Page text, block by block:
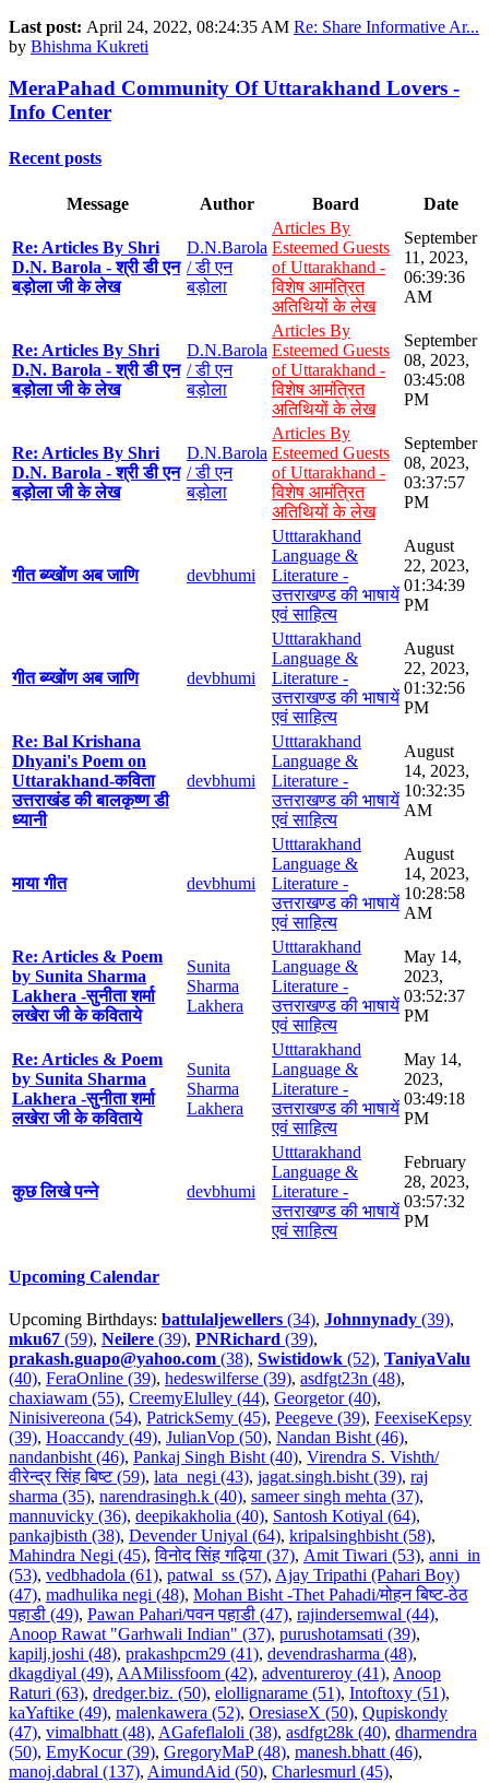
Last post: April 24, 2022, 08:24:35 AM Re: Share Informative Ar...
by Bhishma Kukreti
MeraPahad Community Of Uttarakhand Lovers -
Info Center
Recent posts
Message Author Board Date
Re: Articles By Shri
D.N. Barola - श्री डी एन
बड़ोला जी के लेख
D.N.Barola
/ डी एन
बड़ोला
Articles By
Esteemed Guests
of Uttarakhand -
विशेष आमंत्रित
अतिथियों के लेख
September
11, 2023,
06:39:36
AM
Re: Articles By Shri
D.N. Barola - श्री डी एन
बड़ोला जी के लेख
D.N.Barola
/ डी एन
बड़ोला
Articles By
Esteemed Guests
of Uttarakhand -
विशेष आमंत्रित
अतिथियों के लेख
September
08, 2023,
03:45:08
PM
Re: Articles By Shri
D.N. Barola - श्री डी एन
बड़ोला जी के लेख
D.N.Barola
/ डी एन
बड़ोला
Articles By
Esteemed Guests
of Uttarakhand -
विशेष आमंत्रित
अतिथियों के लेख
September
08, 2023,
03:37:57
PM
गीत ब्य्खोंण अब जाणि devbhumi
Utttarakhand
Language &
Literature -
उत्तराखण्ड की भाषायें
एवं साहित्य
August
22, 2023,
01:34:39
PM
गीत ब्य्खोंण अब जाणि devbhumi
Utttarakhand
Language &
Literature -
उत्तराखण्ड की भाषायें
एवं साहित्य
August
22, 2023,
01:32:56
PM
Re: Bal Krishana
Dhyani's Poem on
Uttarakhand-कविता
उत्तराखंड की बालकृष्ण डी
ध्यानी
devbhumi
Utttarakhand
Language &
Literature -
उत्तराखण्ड की भाषायें
एवं साहित्य
August
14, 2023,
10:32:35
AM
माया गीत devbhumi
Utttarakhand
Language &
Literature -
उत्तराखण्ड की भाषायें
एवं साहित्य
August
14, 2023,
10:28:58
AM
Re: Articles & Poem
by Sunita Sharma
Lakhera -सुनीता शर्मा
लखेरा जी के कविताये
Sunita
Sharma
Lakhera
Utttarakhand
Language &
Literature -
उत्तराखण्ड की भाषायें
एवं साहित्य
May 14,
2023,
03:52:37
PM
Re: Articles & Poem
by Sunita Sharma
Lakhera -सुनीता शर्मा
लखेरा जी के कविताये
Sunita
Sharma
Lakhera
Utttarakhand
Language &
Literature -
उत्तराखण्ड की भाषायें
एवं साहित्य
May 14,
2023,
03:49:18
PM
कुछ लिखे पन्ने devbhumi
Utttarakhand
Language &
Literature -
उत्तराखण्ड की भाषायें
एवं साहित्य
February
28, 2023,
03:57:32
PM
Upcoming Calendar
Upcoming Birthdays: battulaljewellers (34), Johnnynady (39),
mku67 (59), Neilere (39), PNRichard (39),
prakash.guapo@yahoo.com (38), Swistidowk (52), TaniyaValu
(40), FeraOnline (39), hedeswilferse (39), asdfgt23n (48),
chaxiawam (55), CreemyElulley (44), Georgetor (40),
Ninisivereona (54), PatrickSemy (45), Peegeve (39), FeexiseKepsy
(39), Hoaccandy (49), JulianVop (50), Nandan Bisht (46),
nandanbisht (46), Pankaj Singh Bisht (40), Virendra S. Vishth/
वीरेन्द्र सिंह बिष्ट (59), lata_negi (43), jagat.singh.bisht (39), raj
sharma (35), narendrasingh.k (40), sameer singh mehta (37),
mannuvicky (36), deepikakholia (40), Santosh Kotiyal (64),
pankajbisth (38), Devender Uniyal (64), kripalsinghbisht (58),
Mahindra Negi (45),विनोद सिंह गढ़िया (37), Amit Tiwari (53), anni_in
(53), vedbhadola (61), patwal_ss (57), Ajay Tripathi (Pahari Boy)
(47), madhulika negi (48), Mohan Bisht -Thet Pahadi/मोहन बिष्ट-ठेठ
पहाडी (49), Pawan Pahari/पवन पहाडी (47), rajindersemwal (44),
Anoop Rawat "Garhwali Indian" (37), purushotamsati (39),
kapilj.joshi (48), prakashpcm29 (41), devendrasharma (48),
dkagdiyal (49), AAMilissfoom (42), adventureroy (41), Anoop
Raturi (63), dredger.biz. (50), elollignarame (51), Intoftoxy (51),
kaYaftike (49), malenkawera (52), OresiaseX (50), Qupiskondy
(47), vimalbhatt (48), AGafeflaloli (38), asdfgt28k (40), dharmendra
(50), EmyKocur (39), GregoryMaP (48), manesh.bhatt (46),
manoj.dabral (137), AimundAid (50), Charlesmurl (45),